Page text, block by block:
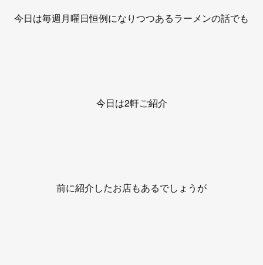
今日は毎週月曜日恒例になりつつあるラーメンの話でも
今日は2軒ご紹介
前に紹介したお店もあるでしょうが